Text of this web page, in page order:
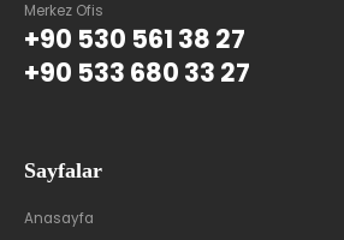
Merkez Ofis
+90 530 561 38 27
+90 533 680 33 27
Sayfalar
Anasayfa